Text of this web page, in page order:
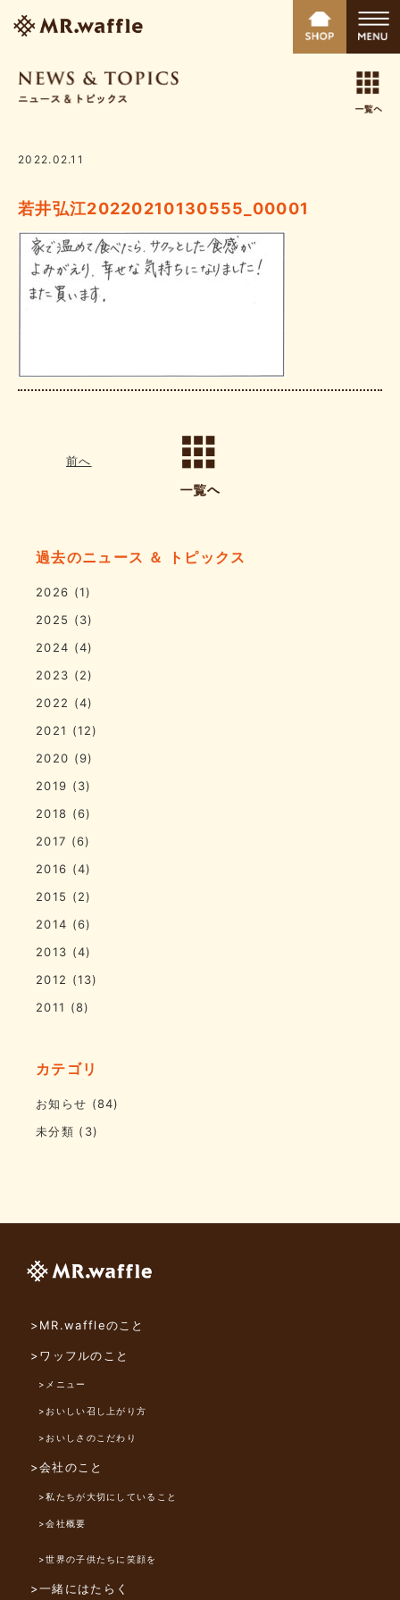
2022.02.11
若井弘江20220210130555_00001
前へ
過去のニュース ＆ トピックス
2026 (1)
2025 (3)
2024 (4)
2023 (2)
2022 (4)
2021 (12)
2020 (9)
2019 (3)
2018 (6)
2017 (6)
2016 (4)
2015 (2)
2014 (6)
2013 (4)
2012 (13)
2011 (8)
カテゴリ
お知らせ (84)
未分類 (3)
>MR.waffleのこと
>ワッフルのこと
>メニュー
>おいしい召し上がり方
>おいしさのこだわり
>会社のこと
>私たちが大切にしていること
>会社概要
>世界の子供たちに笑顔を
>一緒にはたらく